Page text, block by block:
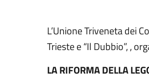
L’Unione Triveneta dei
Trieste e “Il Dubbio”, ,
LA RIFORMA DELLA